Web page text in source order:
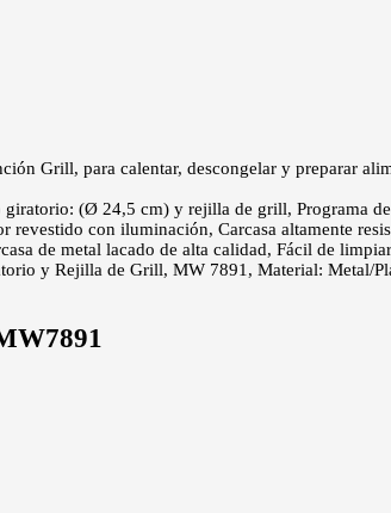
Grill, para calentar, descongelar y preparar
giratorio: (Ø 24,5 cm) y rejilla de grill, Programa
con iluminación, Carcasa altamente
de metal lacado de alta calidad, Fácil de
y Rejilla de Grill, MW 7891, Material: Metal/